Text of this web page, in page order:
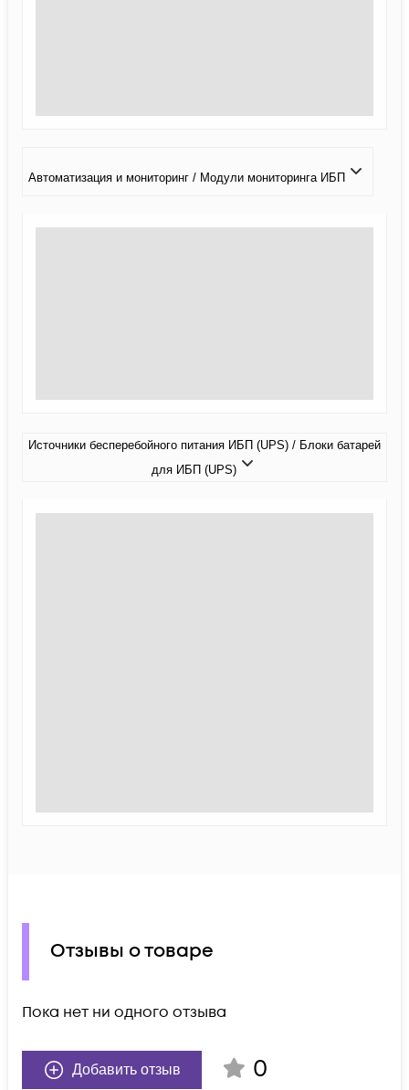
Автоматизация и мониторинг / Модули мониторинга ИБП
Источники бесперебойного питания ИБП (UPS) / Блоки батарей
для ИБП (UPS)
Отзывы о товаре
Пока нет ни одного отзыва
Добавить отзыв 0